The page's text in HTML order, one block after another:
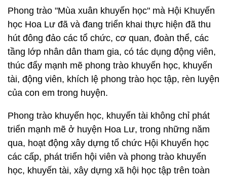
Phong trào "Mùa xuân khuyến học" mà Hội Khuyến
học Hoa Lư đã và đang triển khai thực hiện đã thu
hút đông đảo các tổ chức, cơ quan, đoàn thể, các
tầng lớp nhân dân tham gia, có tác dụng động viên,
thúc đẩy mạnh mẽ phong trào khuyến học, khuyến
tài, động viên, khích lệ phong trào học tập, rèn luyện
của con em trong huyện.
Phong trào khuyến học, khuyến tài không chỉ phát
triển mạnh mẽ ở huyện Hoa Lư, trong những năm
qua, hoạt động xây dựng tổ chức Hội Khuyến học
các cấp, phát triển hội viên và phong trào khuyến
học, khuyến tài, xây dựng xã hội học tập trên toàn